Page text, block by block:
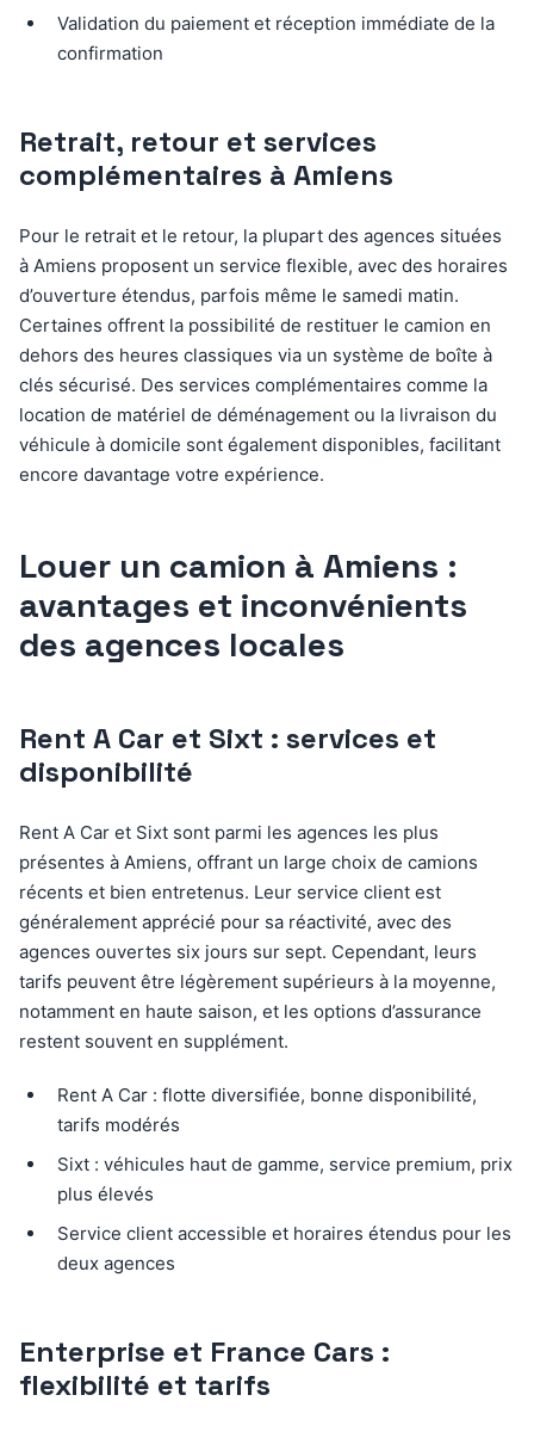
Validation du paiement et réception immédiate de la
confirmation
Retrait, retour et services
complémentaires à Amiens
Pour le retrait et le retour, la plupart des agences situées
à Amiens proposent un service flexible, avec des horaires
d’ouverture étendus, parfois même le samedi matin.
Certaines offrent la possibilité de restituer le camion en
dehors des heures classiques via un système de boîte à
clés sécurisé. Des services complémentaires comme la
location de matériel de déménagement ou la livraison du
véhicule à domicile sont également disponibles, facilitant
encore davantage votre expérience.
Louer un camion à Amiens :
avantages et inconvénients
des agences locales
Rent A Car et Sixt : services et
disponibilité
Rent A Car et Sixt sont parmi les agences les plus
présentes à Amiens, offrant un large choix de camions
récents et bien entretenus. Leur service client est
généralement apprécié pour sa réactivité, avec des
agences ouvertes six jours sur sept. Cependant, leurs
tarifs peuvent être légèrement supérieurs à la moyenne,
notamment en haute saison, et les options d’assurance
restent souvent en supplément.
Rent A Car : flotte diversifiée, bonne disponibilité,
tarifs modérés
Sixt : véhicules haut de gamme, service premium, prix
plus élevés
Service client accessible et horaires étendus pour les
deux agences
Enterprise et France Cars :
flexibilité et tarifs